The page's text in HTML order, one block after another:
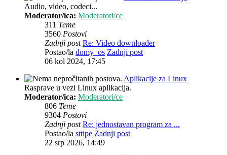
Audio, video, codeci...
Moderator/ica: Moderatori/ce
311 Teme
3560 Postovi
Zadnji post Re: Video downloader
Postao/la domy_os Zadnji post
06 kol 2024, 17:45
Aplikacije za Linux
Rasprave u vezi Linux aplikacija.
Moderator/ica: Moderatori/ce
806 Teme
9304 Postovi
Zadnji post Re: jednostavan program za ...
Postao/la sttipe Zadnji post
22 srp 2026, 14:49